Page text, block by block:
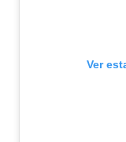
Ver